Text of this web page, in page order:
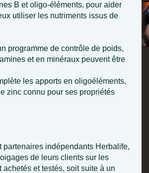
B et oligo-éléments, pour aider
utiliser les nutriments issus de
programme de contrôle de poids,
et en minéraux peuvent être
les apports en oligoéléments,
zinc connu pour ses propriétés
partenaires indépendants Herbalife,
de leurs clients sur les
achetés et testés, soit suite à un